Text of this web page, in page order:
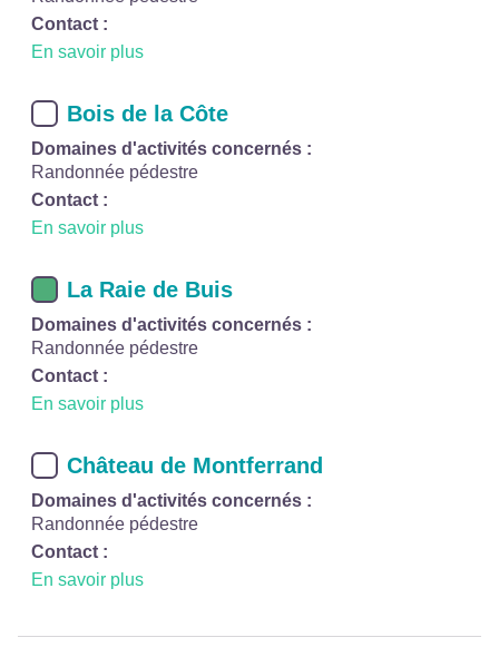
Contact :
En savoir plus
Bois de la Côte
Domaines d'activités concernés :
Randonnée pédestre
Contact :
En savoir plus
La Raie de Buis
Domaines d'activités concernés :
Randonnée pédestre
Contact :
En savoir plus
Château de Montferrand
Domaines d'activités concernés :
Randonnée pédestre
Contact :
En savoir plus